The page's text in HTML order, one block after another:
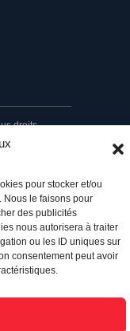
pour stocker et/ou
Nous le faisons pour
des publicités
nous autorisera à traiter
ou les ID uniques sur
consentement peut avoir
à l’accueil